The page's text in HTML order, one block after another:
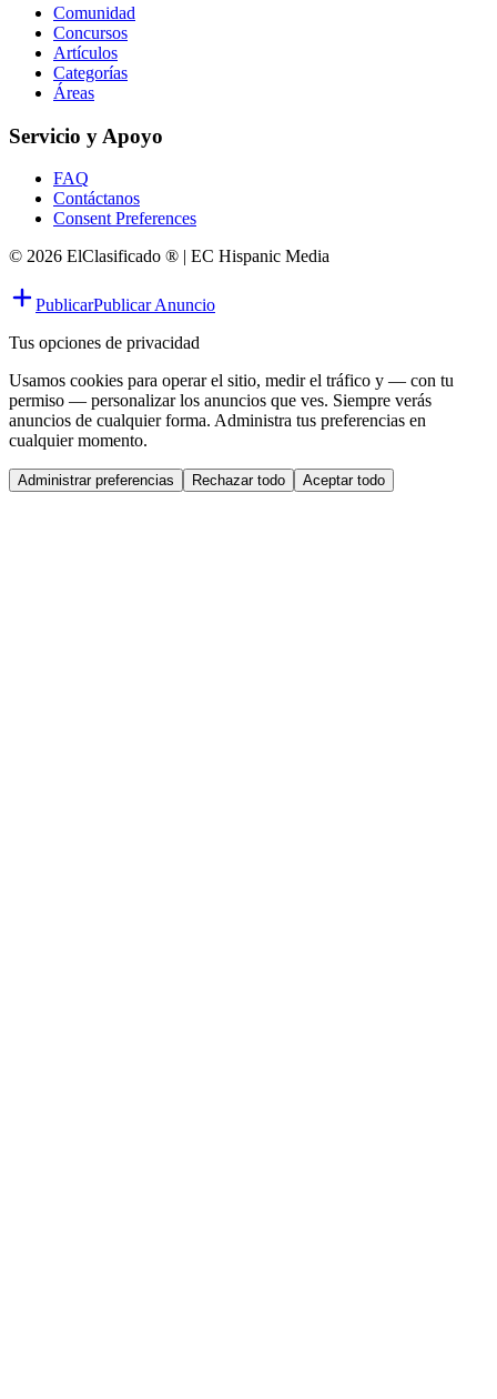
Comunidad
Concursos
Artículos
Categorías
Áreas
Servicio y Apoyo
FAQ
Contáctanos
Consent Preferences
© 2026 ElClasificado ® | EC Hispanic Media
PublicarPublicar Anuncio
Tus opciones de privacidad
Usamos cookies para operar el sitio, medir el tráfico y — con tu
permiso — personalizar los anuncios que ves. Siempre verás
anuncios de cualquier forma. Administra tus preferencias en
cualquier momento.
Administrar preferencias Rechazar todo Aceptar todo